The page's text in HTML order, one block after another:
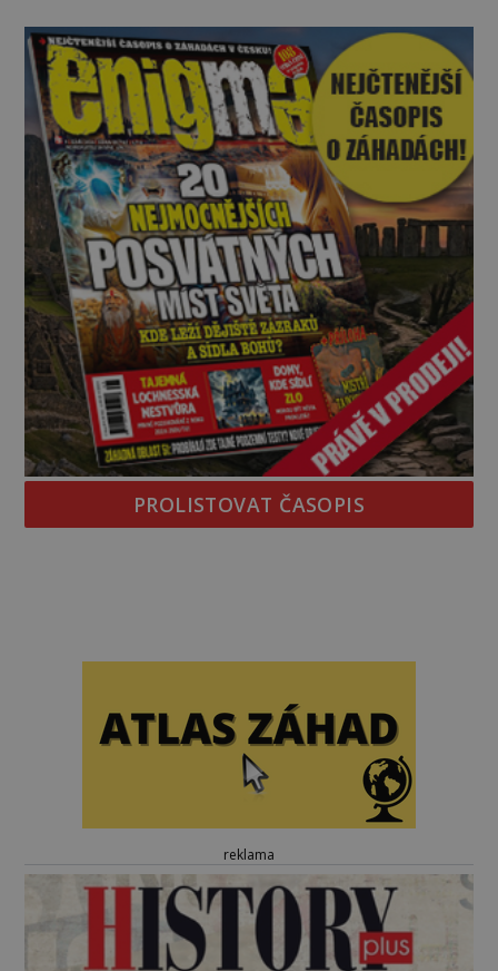
vyhýbají! Už jste o těchto lesích slyšeli? A odvážili
byste se je navštívit? [gallery ids="17
PROLISTOVAT ČASOPIS
reklama